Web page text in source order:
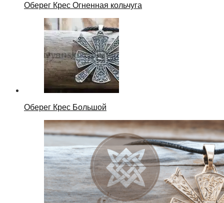
Оберег Крес Огненная кольчуга
Оберег Крес Большой